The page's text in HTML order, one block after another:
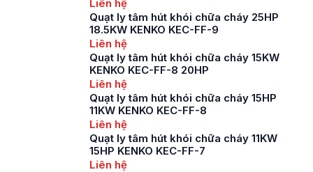
Liên hệ
Quạt ly tâm hút khói chữa cháy 25HP
18.5KW KENKO KEC-FF-9
Liên hệ
Quạt ly tâm hút khói chữa cháy 15KW
KENKO KEC-FF-8 20HP
Liên hệ
Quạt ly tâm hút khói chữa cháy 15HP
11KW KENKO KEC-FF-8
Liên hệ
Quạt ly tâm hút khói chữa cháy 11KW
15HP KENKO KEC-FF-7
Liên hệ